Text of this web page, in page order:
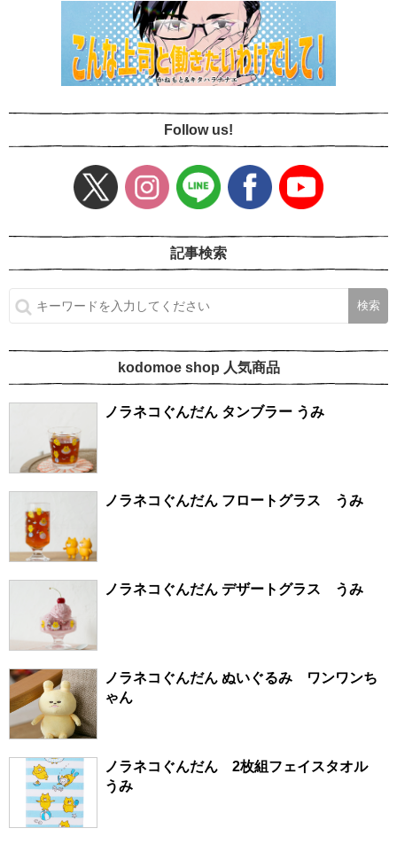
Follow us!
記事検索
kodomoe shop 人気商品
ノラネコぐんだん タンブラー うみ
ノラネコぐんだん フロートグラス うみ
ノラネコぐんだん デザートグラス うみ
ノラネコぐんだん ぬいぐるみ ワンワンち
ゃん
ノラネコぐんだん 2枚組フェイスタオル
うみ